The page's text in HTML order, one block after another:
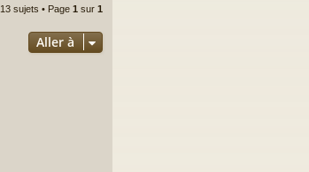
13 sujets • Page 1 sur 1
Aller à